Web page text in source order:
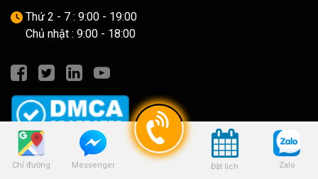
Chỉ đường Messenger Đặt lịch Zalo
Thứ 2 - 7 : 9:00 - 19:00
Chủ nhật : 9:00 - 18:00
DANH MỤC